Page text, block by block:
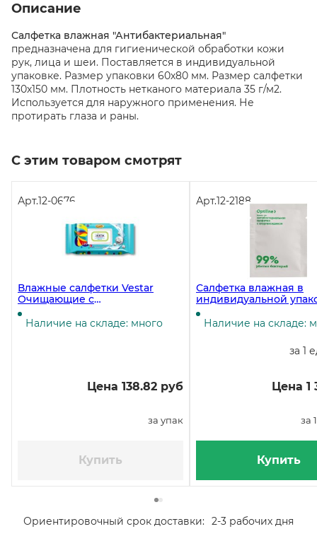
Описание
Салфетка влажная "Антибактериальная"
предназначена для гигиенической обработки кожи
рук, лица и шеи. Поставляется в индивидуальной
упаковке. Размер упаковки 60х80 мм. Размер салфетки
130х150 мм. Плотность нетканого материала 35 г/м2.
Используется для наружного применения. Не
протирать глаза и раны.
С этим товаром смотрят
Арт.12-0676
Влажные салфетки Vestar
Очищающие с
антибактериальным эффектом,
120 шт, с пластиковым
Наличие на складе: много
Цена 138.82 руб
за упак
Купить
Арт.12-2188
Салфетка влажная в
индивидуальной
Optiline
1000 штук
Наличие на складе:
за 1
Цена 1
за
Купить
Ориентировочный срок доставки: 2-3 рабочих дня